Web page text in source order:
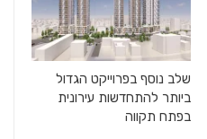
שלב נוסף בפרוייקט הגדול
ביותר להתחדשות עירונית
בפתח תקווה